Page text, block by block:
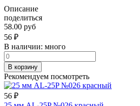
Описание
поделиться
58.00 руб
56 ₽
В наличии: много
В корзину
Рекомендуем посмотреть
56 ₽